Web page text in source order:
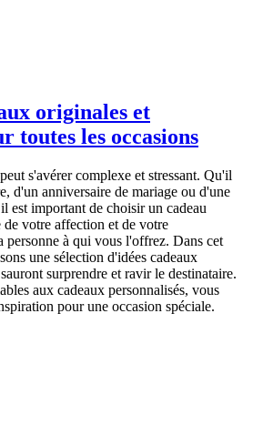
originales et
toutes les occasions
s'avérer complexe et stressant. Qu'il
d'un anniversaire de mariage ou d'une
est important de choisir un cadeau
votre affection et de votre
personne à qui vous l'offrez. Dans cet
une sélection d'idées cadeaux
surprendre et ravir le destinataire.
aux cadeaux personnalisés, vous
pour une occasion spéciale.